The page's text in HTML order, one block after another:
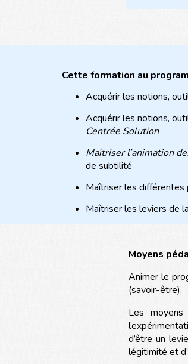
Cette formation au
Acquérir les notions,
Acquérir les notions,
Centrée Solution
Maîtriser l’animation
de subtilité
Maîtriser les différentes
Maîtriser les leviers de
Moyens
Animer le
(savoir-être).
Les
d’être un
légitimité et